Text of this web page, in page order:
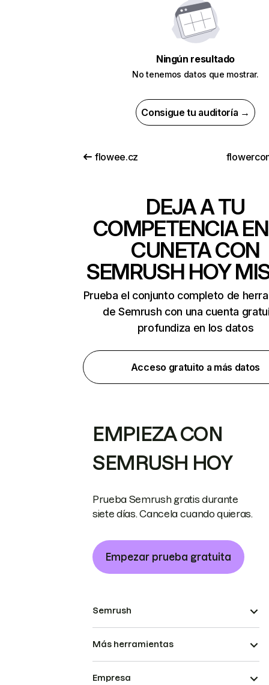
Ningún resultado
No tenemos datos que mostrar.
Consigue tu auditoría →
flowee.cz
DEJA A TU
COMPETENCIA
CUNETA CON
SEMRUSH HOY
Prueba el conjunto completo de
de Semrush con una cuenta
profundiza en los datos
Acceso gratuito a más datos
EMPIEZA CON
SEMRUSH HOY
Prueba Semrush gratis durante
siete días. Cancela cuando quieras.
Empezar prueba gratuita
Semrush
Más herramientas
Empresa